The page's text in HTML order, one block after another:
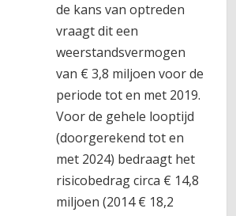
de kans van optreden
vraagt dit een
weerstandsvermogen
van € 3,8 miljoen voor de
periode tot en met 2019.
Voor de gehele looptijd
(doorgerekend tot en
met 2024) bedraagt het
risicobedrag circa € 14,8
miljoen (2014 € 18,2